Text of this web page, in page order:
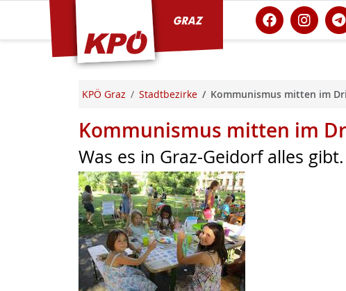
KPÖ Graz Stadtbezirke Kommunismus mitten im
Kommunismus mitten im
Was es in Graz-Geidorf alles